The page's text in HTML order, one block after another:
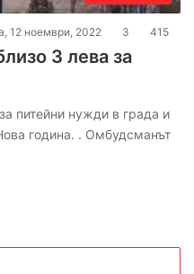
12 ноември, 2022 3 415
3 лева за
питейни нужди в града и
година. . Омбудсманът